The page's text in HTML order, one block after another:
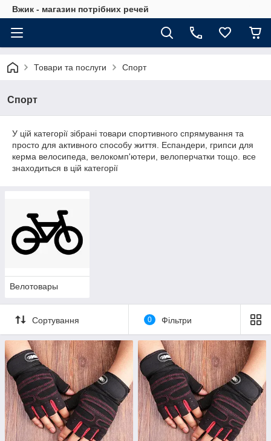
Вжик - магазин потрiбних речей
Товари та послуги Спорт
Спорт
У цій категорії зібрані товари спортивного спрямування та
просто для активного способу життя. Еспандери, грипси для
керма велосипеда, велокомп'ютери, велоперчатки тощо. все
знаходиться в цій категорії
Велотовары
Сортування 0 Фільтри